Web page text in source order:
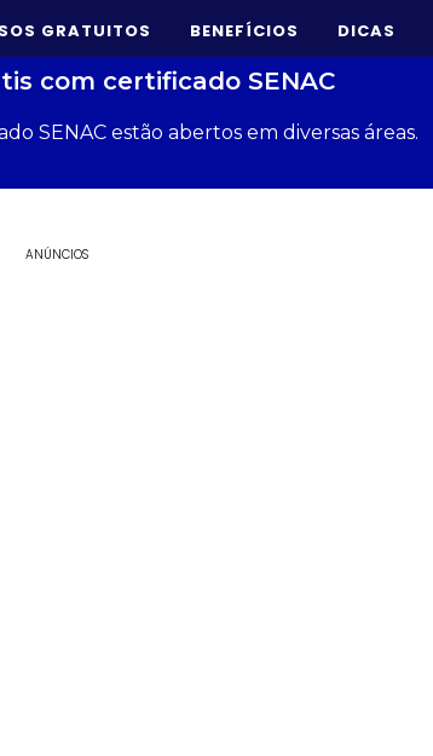
GRATUITOS BENEFÍCIOS DICAS
com certificado SENAC
SENAC estão abertos em diversas áreas.
ANÚNCIOS